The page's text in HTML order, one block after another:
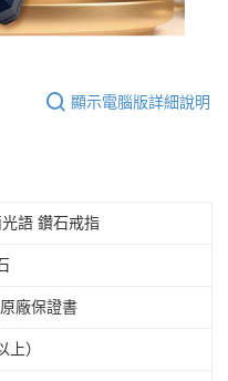
顯示電腦版詳細說明
語 鑽石戒指
廠保證書
）